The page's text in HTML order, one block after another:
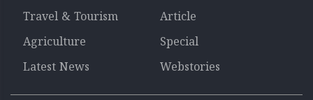
Travel & Tourism
Article
Agriculture
Special
Latest News
Webstories